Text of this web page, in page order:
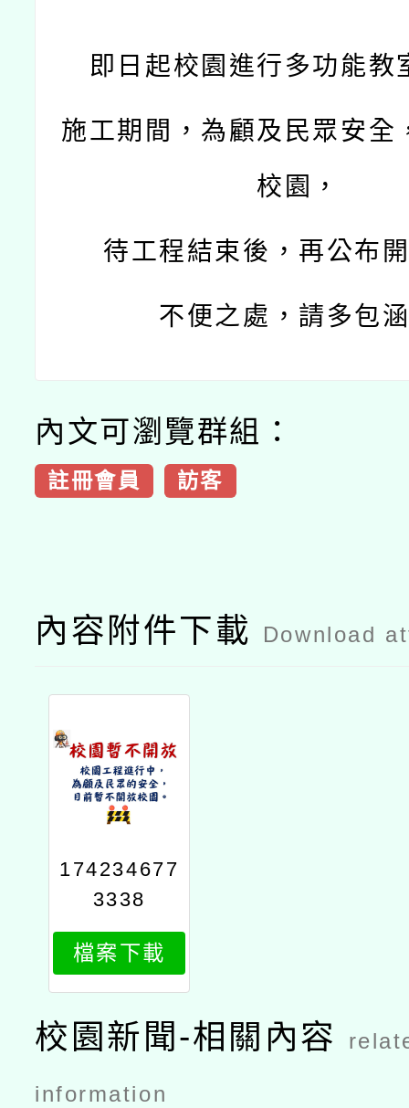
即日起校園進行多功能教
施工期間，為顧及民眾安全
校園，
待工程結束後， 再公布
不便之處，請多包
內文可瀏覽群組：
註冊會員 訪客
內容附件下載 Download
174234677
3338
檔案下載
校園新聞-相關內容
information